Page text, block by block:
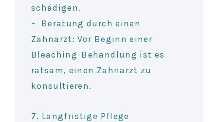
schädigen.
– Beratung durch einen
Zahnarzt: Vor Beginn einer
Bleaching-Behandlung ist es
ratsam, einen Zahnarzt zu
konsultieren.
7. Langfristige Pflege